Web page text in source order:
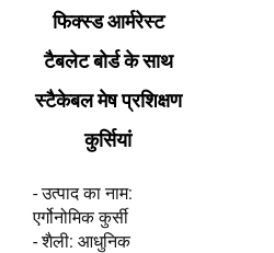
फिक्स्ड आर्मरेस्ट
टैबलेट बोर्ड के साथ
स्टैकेबल मेष प्रशिक्षण
कुर्सियां
- उत्पाद का नाम:
एर्गोनोमिक कुर्सी
- शैली: आधुनिक